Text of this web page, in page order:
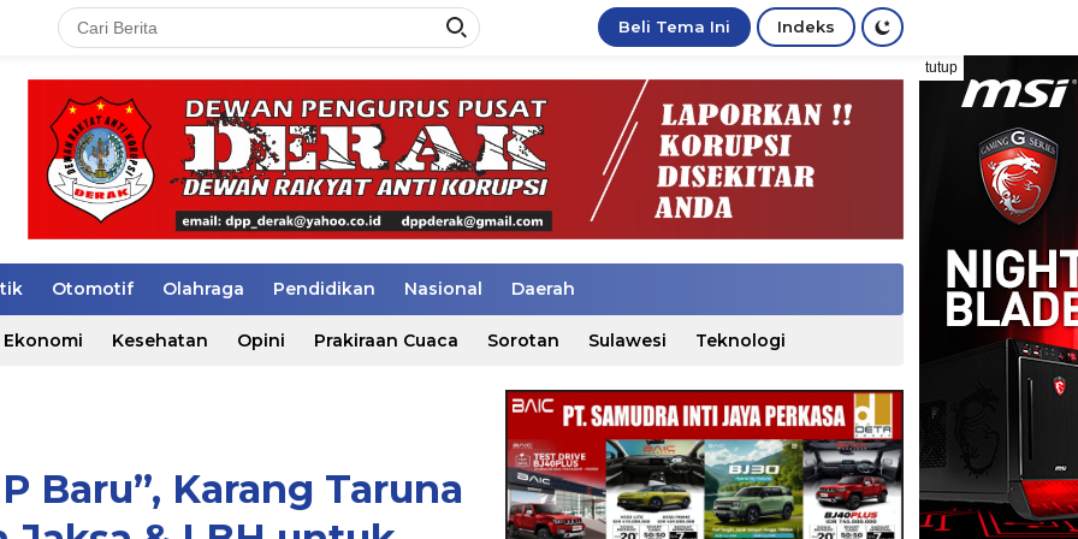
Beli Tema Ini Indeks
tutup
Otomotif Olahraga Pendidikan Nasional Daerah
Ekonomi Kesehatan Opini Prakiraan Cuaca Sorotan Sulawesi Teknologi
Baru”, Karang Taruna